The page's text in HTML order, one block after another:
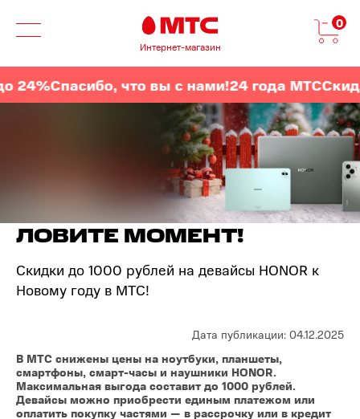
Интернет-магазин
0
Спасибо, что вы с нами!24 года МТССкидки
ЛОВИТЕ МОМЕНТ!
Скидки до 1000 рублей на девайсы HONOR к
Новому году в МТС!
Дата публикации: 04.12.2025
В МТС снижены цены на ноутбуки, планшеты,
смартфоны, смарт-часы и наушники HONOR.
Максимальная выгода составит до 1000 рублей.
Девайсы можно приобрести единым платежом или
оплатить покупку частями — в рассрочку или в кредит